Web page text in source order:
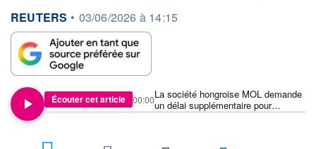
information fournie par
REUTERS • 03/06/2026 à 14:15
Écouter cet article
La société hongroise MOL demande
un délai supplémentaire pour
finaliser les négociations en vue du
00:00